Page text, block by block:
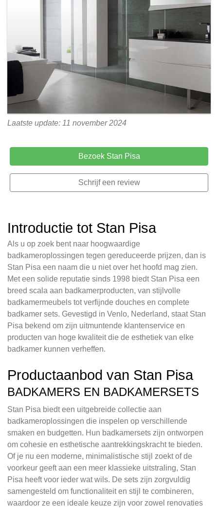
Laatste update: 11 november 2024
Bezoek Stan Pisa
Schrijf een review
Introductie tot Stan Pisa
Als u op zoek bent naar hoogwaardige
badkameroplossingen tegen gereduceerde prijzen, dan is
Stan Pisa een naam die u niet over het hoofd mag zien.
Met een solide reputatie sinds 1998 biedt Stan Pisa een
breed scala aan badkamerproducten, van stijlvolle
badkamermeubels tot verfijnde douches en complete
badkamer sets. Gevestigd in Venlo, Nederland, staat Stan
Pisa bekend om zijn uitmuntende klantenservice en
producten van hoge kwaliteit die de esthetiek van elke
badkamer kunnen verheffen.
Productaanbod van Stan Pisa
BADKAMERS EN BADKAMERSETS
Stan Pisa biedt een uitgebreide collectie aan
badkameroplossingen die inspelen op verschillende
smaken en budgetten. Hun badkamersets zijn ontworpen
om cohesie en esthetische aantrekkingskracht te bieden.
Of je nu een moderne, minimalistische stijl zoekt of de
voorkeur geeft aan een meer klassieke uitstraling, Stan
Pisa heeft voor ieder wat wils. De sets zijn zorgvuldig
samengesteld om functionaliteit en stijl te combineren,
waardoor ze een ideale keuze zijn voor zowel renovaties